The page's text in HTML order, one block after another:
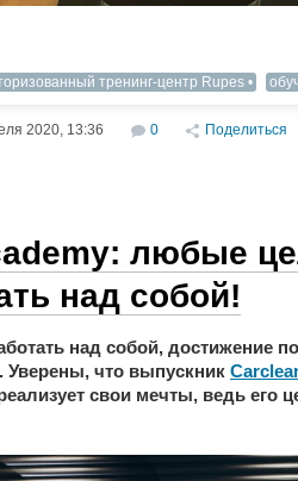
тренинг-центр Rupes
2020, 13:36 0 Поделиться
любые
над собой!
над собой, достижение
что выпускник
свои мечты, ведь его